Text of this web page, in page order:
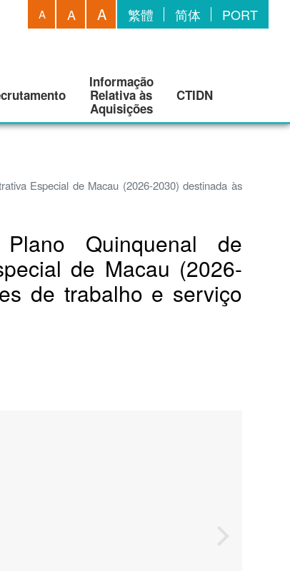
繁體 简体 PORT
A A A
Informação
Relativa às
Aquisições
CTIDN
Especial de Macau (2026-2030) destinada às
Quinquenal de
de Macau (2026-
de trabalho e serviço